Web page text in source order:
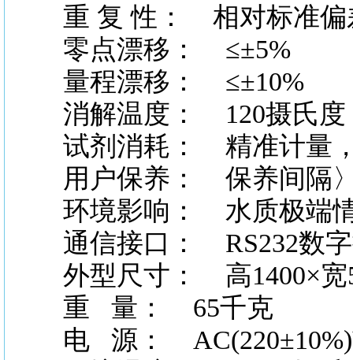
重 复 性：
相对标准偏
零点漂移：
≤±5%
量程漂移：
≤±10%
消解温度：
120摄氏度
试剂消耗：
精准计量
用户保养：
保养间隔
环境影响：
水质极端
通信接口：
RS232数
外型尺寸：
高1400×宽
重 量： 65千克
电 源：